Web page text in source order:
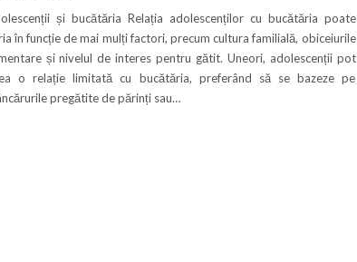
și bucătăria Relația adolescenților cu bucătăria poate
în funcție de mai mulți factori, precum cultura familială, obiceiurile
și nivelul de interes pentru gătit. Uneori, adolescenții pot
o relație limitată cu bucătăria, preferând să se bazeze pe
pregătite de părinți sau…